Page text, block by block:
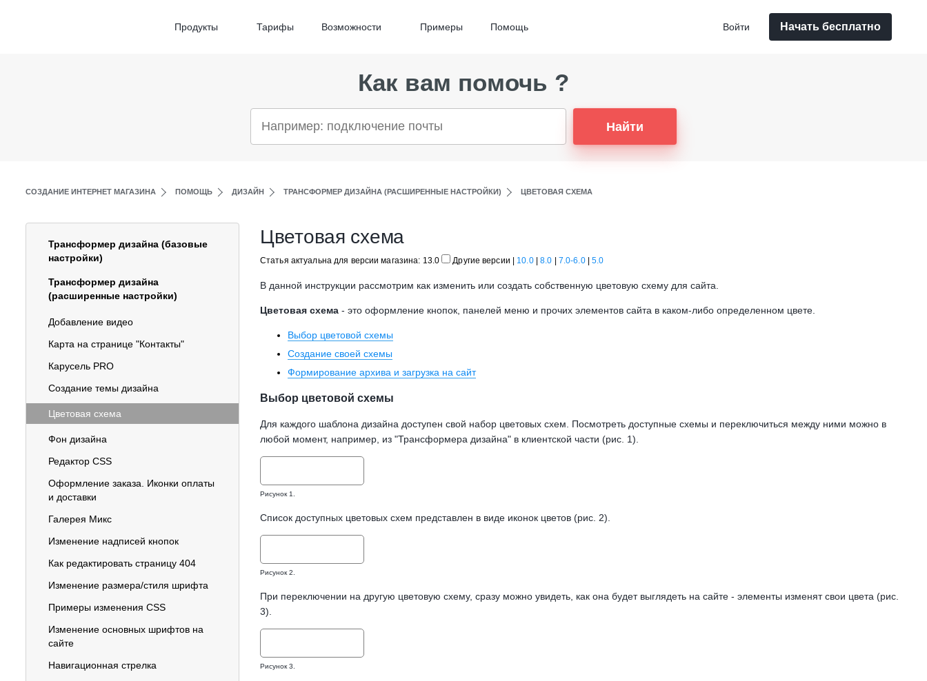
Продукты Тарифы Возможности Примеры Помощь Начать бесплатно
Войти
Как вам помочь ?
Найти
СОЗДАНИЕ ИНТЕРНЕТ МАГАЗИНА ПОМОЩЬ ДИЗАЙН ТРАНСФОРМЕР ДИЗАЙНА (РАСШИРЕННЫЕ НАСТРОЙКИ) ЦВЕТОВАЯ СХЕМА
Трансформер дизайна (базовые
настройки)
Трансформер дизайна
(расширенные настройки)
Добавление видео
Карта на странице "Контакты"
Карусель PRO
Создание темы дизайна
Цветовая схема
Фон дизайна
Редактор CSS
Оформление заказа. Иконки оплаты
и доставки
Галерея Микс
Изменение надписей кнопок
Как редактировать страницу 404
Изменение размера/стиля шрифта
Примеры изменения CSS
Изменение основных шрифтов на
сайте
Навигационная стрелка
Цветовая схема
Статья актуальна для версии магазина: 13.0 Другие версии 10.0|8.0 7.0-6.0|5.0
В данной инструкции рассмотрим как изменить или создать собственную цветовую схему для сайта.
Цветовая схема - это оформление кнопок, панелей меню и прочих элементов сайта в каком-либо определенном цвете.
Выбор цветовой схемы
Создание своей схемы
Формирование архива и загрузка на сайт
Выбор цветовой схемы
Для каждого шаблона дизайна доступен свой набор цветовых схем. Посмотреть доступные схемы и переключиться между ними можно в
любой момент, например, из "Трансформера дизайна" в клиентской части (рис. 1).
Рисунок 1.
Список доступных цветовых схем представлен в виде иконок цветов (рис. 2).
Рисунок 2.
При переключении на другую цветовую схему, сразу можно увидеть, как она будет выглядеть на сайте - элементы изменят свои цвета (рис.
3).
Рисунок 3.